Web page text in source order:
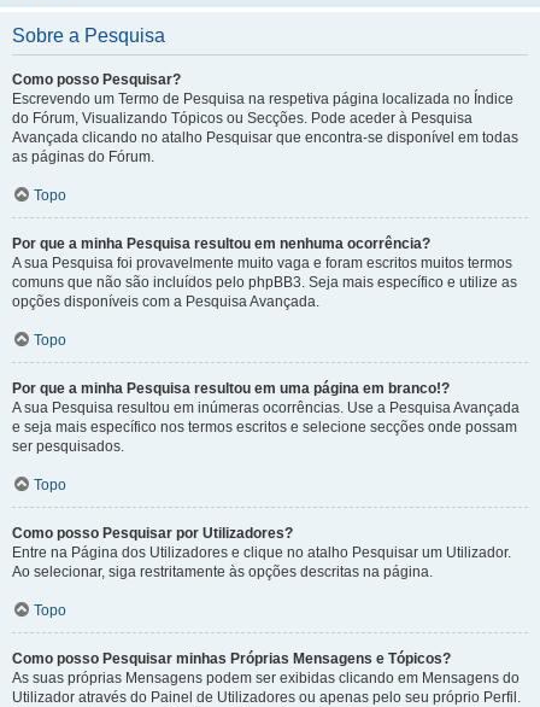
Sobre a Pesquisa
Como posso Pesquisar?
Escrevendo um Termo de Pesquisa na respetiva página localizada no Índice
do Fórum, Visualizando Tópicos ou Secções. Pode aceder à Pesquisa
Avançada clicando no atalho Pesquisar que encontra-se disponível em todas
as páginas do Fórum.
Topo
Por que a minha Pesquisa resultou em nenhuma ocorrência?
A sua Pesquisa foi provavelmente muito vaga e foram escritos muitos termos
comuns que não são incluídos pelo phpBB3. Seja mais específico e utilize as
opções disponíveis com a Pesquisa Avançada.
Topo
Por que a minha Pesquisa resultou em uma página em branco!?
A sua Pesquisa resultou em inúmeras ocorrências. Use a Pesquisa Avançada
e seja mais específico nos termos escritos e selecione secções onde possam
ser pesquisados.
Topo
Como posso Pesquisar por Utilizadores?
Entre na Página dos Utilizadores e clique no atalho Pesquisar um Utilizador.
Ao selecionar, siga restritamente às opções descritas na página.
Topo
Como posso Pesquisar minhas Próprias Mensagens e Tópicos?
As suas próprias Mensagens podem ser exibidas clicando em Mensagens do
Utilizador através do Painel de Utilizadores ou apenas pelo seu próprio Perfil.